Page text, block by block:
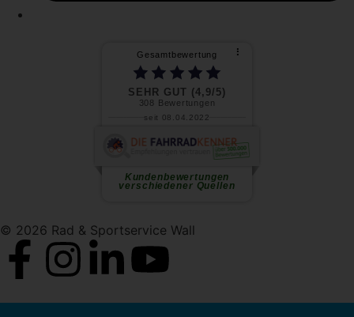
Gesamtbewertung ⠇
SEHR GUT (4,9/5)
308 Bewertungen
seit 08.04.2022
Kundenbewertungen
verschiedener Quellen
P. S.
Meine Frau und ich haben jeweils
© 2026 Rad & Sportservice Wall